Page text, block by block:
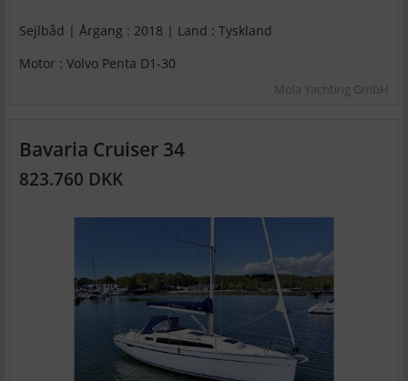
Sejlbåd | Årgang : 2018 | Land : Tyskland
Motor : Volvo Penta D1-30
Mola Yachting GmbH
Bavaria Cruiser 34
823.760 DKK